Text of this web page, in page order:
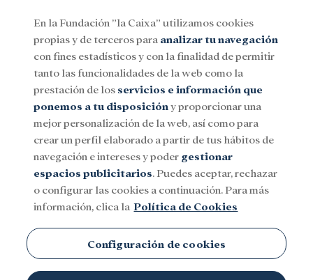
Menu
SocialInvestigación y becasCultura
En la Fundación ”la Caixa” utilizamos cookies
propias y de terceros para analizar tu navegación
con fines estadísticos y con la finalidad de permitir
tanto las funcionalidades de la web como la
prestación de los servicios e información que
ponemos a tu disposición y proporcionar una
mejor personalización de la web, así como para
crear un perfil elaborado a partir de tus hábitos de
navegación e intereses y poder gestionar
espacios publicitarios. Puedes aceptar, rechazar
o configurar las cookies a continuación. Para más
información, clica la Política de Cookies
Configuración de cookies